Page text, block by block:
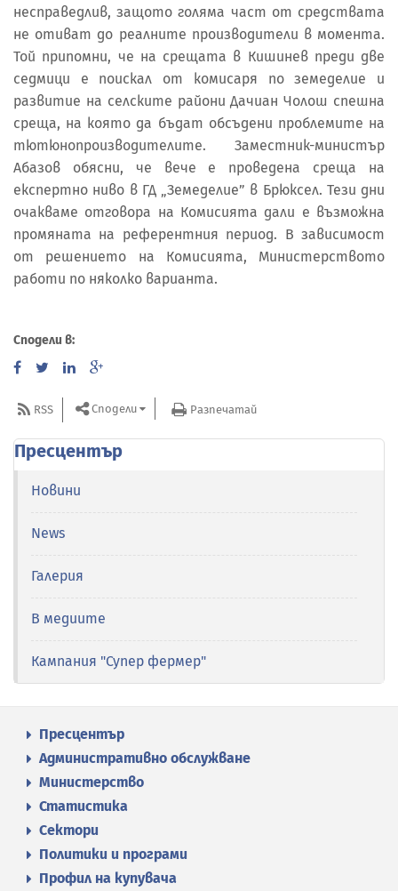
несправедлив, защото голяма част от средствата
не отиват до реалните производители в момента.
Той припомни, че на срещата в Кишинев преди две
седмици е поискал от комисаря по земеделие и
развитие на селските райони Дачиан Чолош спешна
среща, на която да бъдат обсъдени проблемите на
тютюнопроизводителите. Заместник-министър
Абазов обясни, че вече е проведена среща на
експертно ниво в ГД „Земеделие” в Брюксел. Тези дни
очакваме отговора на Комисията дали е възможна
промяната на референтния период. В зависимост
от решението на Комисията, Министерството
работи по няколко варианта.
Сподели в:
RSS Сподели Разпечатай
Пресцентър
Новини
News
Галерия
В медиите
Кампания "Супер фермер"
Пресцентър
Административно обслужване
Министерство
Статистика
Сектори
Политики и програми
Профил на купувача